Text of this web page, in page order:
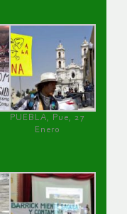
PUEBLA, Pue, 27
Enero